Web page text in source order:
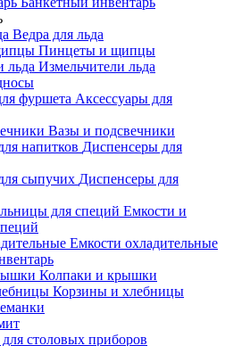
Ведра для льда
Пинцеты и щипцы
Измельчители льда
Аксессуары для
Вазы и подсвечники
Диспенсеры для
Диспенсеры для
Емкости и
Емкости охладительные
Колпаки и крышки
Корзины и хлебницы